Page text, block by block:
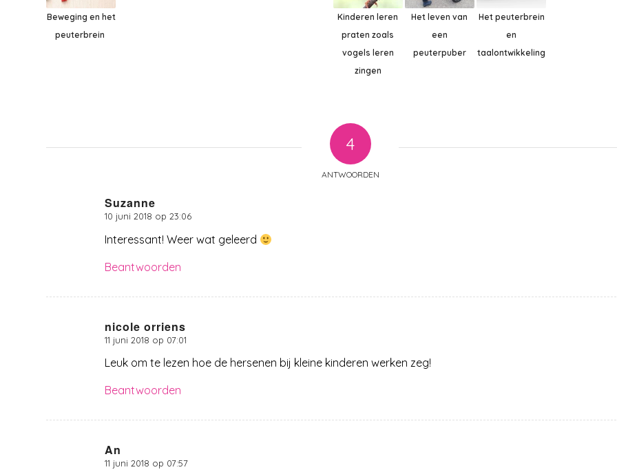
Beweging en het
peuterbrein
Kinderen leren
praten zoals
vogels leren
zingen
Het leven van
een
peuterpuber
Het peuterbrein
en
taalontwikkeling
4
ANTWOORDEN
Suzanne
zegt:
10 juni 2018 op 23:06
Interessant! Weer wat geleerd
Beantwoorden
nicole orriens
zegt:
11 juni 2018 op 07:01
Leuk om te lezen hoe de hersenen bij kleine kinderen werken zeg!
Beantwoorden
An
zegt:
11 juni 2018 op 07:57